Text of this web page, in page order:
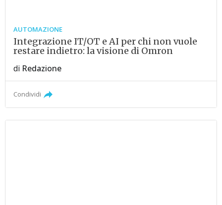
AUTOMAZIONE
Integrazione IT/OT e AI per chi non vuole
restare indietro: la visione di Omron
di Redazione
Condividi